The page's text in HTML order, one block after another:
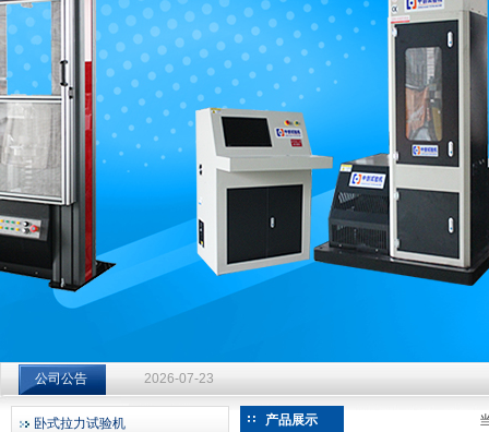
济南中创工业测试系统有限公司
公司公告 2026-07-23
钻杆扭转试验台选型指南：从额定扭矩到加载频率的工况适配
卧式拉力试验机 产品展示